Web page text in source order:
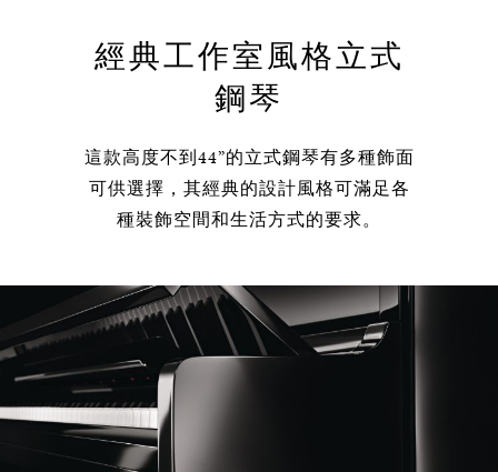
經典工作室風格立式
鋼琴
這款高度不到44”的立式鋼琴有多種飾面
可供選擇，其經典的設計風格可滿足各
種裝飾空間和生活方式的要求。